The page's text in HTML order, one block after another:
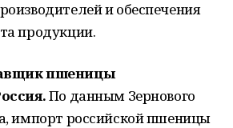
и обеспечения
продукции.
пшеницы
По данным Зернового
импорт российской пшеницы